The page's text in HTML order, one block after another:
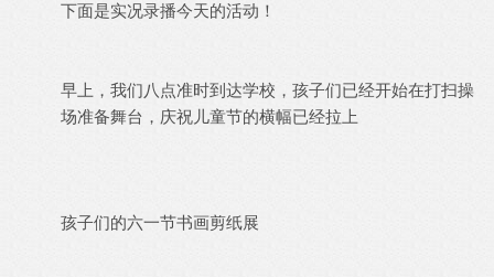
下面是实况录播今天的活动！
早上，我们八点准时到达学校，孩子们已经开始在打扫操
场准备舞台，庆祝儿童节的横幅已经拉上
孩子们的六一节书画剪纸展